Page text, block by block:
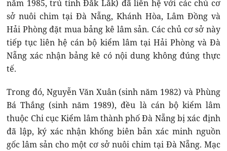
năm 1985, trú tỉnh Đắk Lắk) đã liên hệ với các chủ cơ
sở nuôi chim tại Đà Nẵng, Khánh Hòa, Lâm Đồng và
Hải Phòng đặt mua bảng kê lâm sản. Các chủ cơ sở này
tiếp tục liên hệ cán bộ kiểm lâm tại Hải Phòng và Đà
Nẵng xác nhận bảng kê có nội dung không đúng thực
tế.
Trong đó, Nguyễn Văn Xuân (sinh năm 1982) và Phùng
Bá Thắng (sinh năm 1989), đều là cán bộ kiểm lâm
thuộc Chi cục Kiểm lâm thành phố Đà Nẵng bị xác định
đã lập, ký xác nhận khống biên bản xác minh nguồn
gốc lâm sản cho một cơ sở nuôi chim tại Đà Nẵng. Mạc